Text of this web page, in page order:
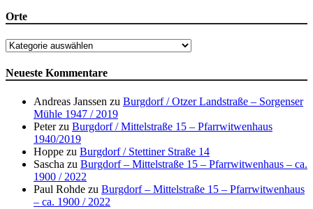
Orte
Orte
Neueste Kommentare
Andreas Janssen zu Burgdorf / Otzer Landstraße – Sorgenser
Mühle 1947 / 2019
Peterzu Burgdorf / Mittelstraße 15 – Pfarrwitwenhaus
1940/2019
Hoppe zu Burgdorf / Stettiner Straße 14
Sascha zu Burgdorf – Mittelstraße 15 – Pfarrwitwenhaus – ca.
1900 / 2022
Paul Rohde zu Burgdorf – Mittelstraße 15 – Pfarrwitwenhaus
– ca. 1900 / 2022